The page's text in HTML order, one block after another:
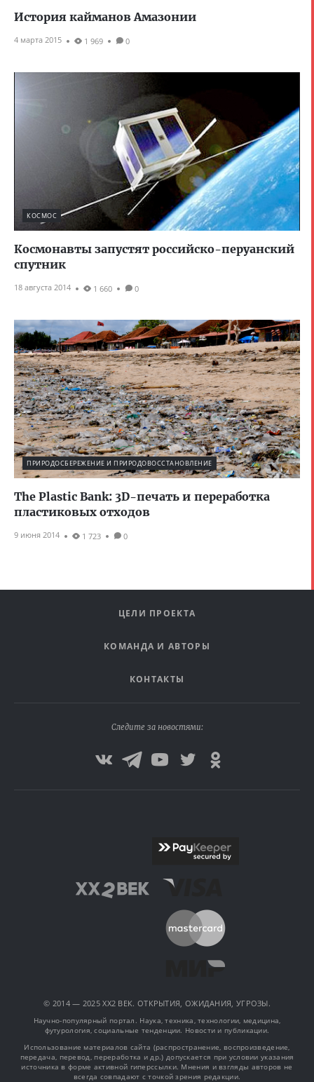
История кайманов Амазонии
4 марта 2015 1 969 0
КОСМОС
Космонавты запустят российско-перуанский
спутник
18 августа 2014 1 660 0
ПРИРОДОСБЕРЕЖЕНИЕ И ПРИРОДОВОССТАНОВЛЕНИЕ
The Plastic Bank: 3D-печать и переработка
пластиковых отходов
9 июня 2014 1 723 0
ЦЕЛИ ПРОЕКТА
КОМАНДА И АВТОРЫ
КОНТАКТЫ
Следите за новостями:
© 2014 — 2025 XX2 ВЕК. ОТКРЫТИЯ, ОЖИДАНИЯ, УГРОЗЫ.
Научно-популярный портал. Наука, техника, технологии, медицина,
футурология, социальные тенденции. Новости и публикации.
Использование материалов сайта (распространение, воспроизведение,
передача, перевод, переработка и др.) допускается при условии указания
источника в форме активной гиперссылки. Мнения и взгляды авторов не
всегда совпадают с точкой зрения редакции.